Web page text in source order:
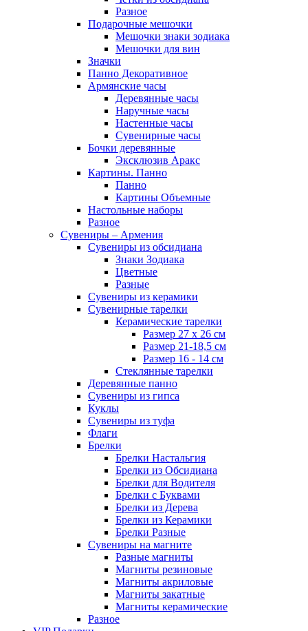
Разное
Подарочные мешочки
Мешочки знаки зодиака
Мешочки для вин
Значки
Панно Декоративное
Армянские часы
Деревянные часы
Наручные часы
Настенные часы
Сувенирные часы
Бочки деревянные
Эксклюзив Аракс
Картины. Панно
Панно
Картины Объемные
Настольные наборы
Разное
Сувениры – Армения
Сувениры из обсидиана
Знаки Зодиака
Цветные
Разные
Сувениры из керамики
Сувенирные тарелки
Керамические тарелки
Размер 27 х 26 см
Размер 21-18,5 см
Размер 16 - 14 см
Стеклянные тарелки
Деревянные панно
Сувениры из гипса
Куклы
Сувениры из туфа
Флаги
Брелки
Брелки Настальгия
Брелки из Обсидиана
Брелки для Водителя
Брелки с Буквами
Брелки из Дерева
Брелки из Керамики
Брелки Разные
Сувениры на магните
Разные магниты
Магниты резиновые
Магниты акриловые
Магниты закатные
Магниты керамические
Разное